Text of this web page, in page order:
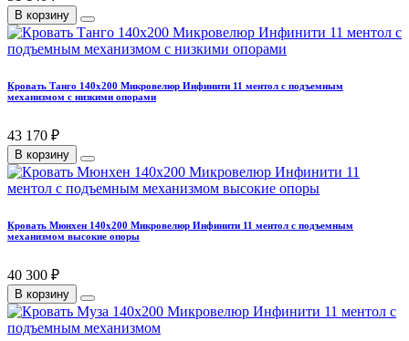
В корзину
Кровать Танго 140х200 Микровелюр Инфинити 11 ментол с подъемным
механизмом с низкими опорами
43 170 ₽
В корзину
Кровать Мюнхен 140х200 Микровелюр Инфинити 11 ментол с подъемным
механизмом высокие опоры
40 300 ₽
В корзину